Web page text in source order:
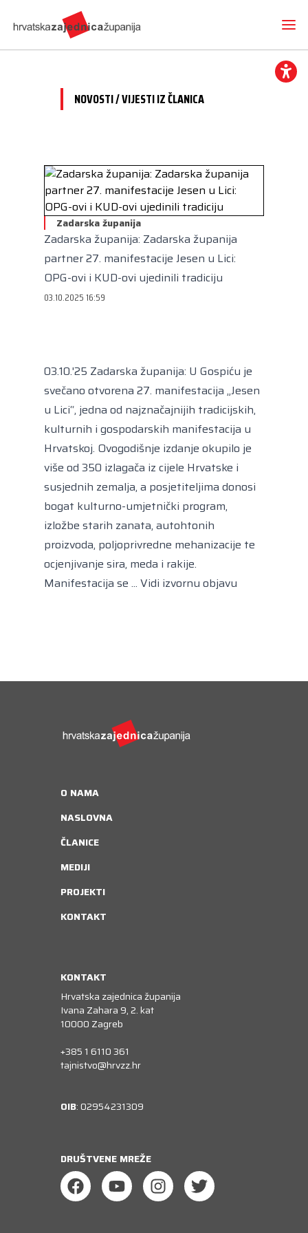
Novosti
Hrvatska zajednica županija
Vijesti iz članica
O nama
Dokumenti
Imenovanja
Predsjednik
Potpredsjednik
Članice
Radne skupine
Mediji
Projekti
Otvoreni proračun
Volim svoju županiju
Kuharica
Međunarodna suradnja
CEMR
Europski projekti
Kontakt
NOVOSTI / VIJESTI IZ ČLANICA
Zadarska županija
Zadarska županija: Zadarska županija
partner 27. manifestacije Jesen u Lici:
OPG-ovi i KUD-ovi ujedinili tradiciju
03.10.2025 16:59
03.10.'25 Zadarska županija: U Gospiću je
svečano otvorena 27. manifestacija „Jesen
u Lici“, jedna od najznačajnijih tradicijskih,
kulturnih i gospodarskih manifestacija u
Hrvatskoj. Ovogodišnje izdanje okupilo je
više od 350 izlagača iz cijele Hrvatske i
susjednih zemalja, a posjetiteljima donosi
bogat kulturno-umjetnički program,
izložbe starih zanata, autohtonih
proizvoda, poljoprivredne mehanizacije te
ocjenjivanje sira, meda i rakije.
Manifestacija se ... Vidi izvornu objavu
O NAMA
NASLOVNA
ČLANICE
MEDIJI
PROJEKTI
KONTAKT
KONTAKT
Hrvatska zajednica županija
Ivana Zahara 9, 2. kat
10000 Zagreb
+385 1 6110 361
tajnistvo@hrvzz.hr
OIB: 02954231309
DRUŠTVENE MREŽE